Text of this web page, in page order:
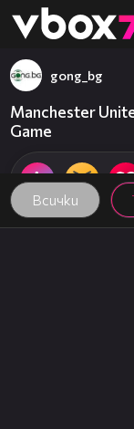
👾
Всички
gong_bg
Manchester
Game
04:25